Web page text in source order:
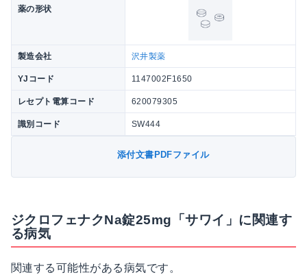
薬の形状
製造会社 沢井製薬
YJコード 1147002F1650
レセプト電算コード 620079305
識別コード SW444
添付文書PDFファイル
ジクロフェナクNa錠25mg「サワイ」に関連す
る病気
関連する可能性がある病気です。